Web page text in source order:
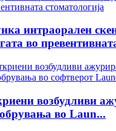
интраорален
во
возбудливи
во Laun...